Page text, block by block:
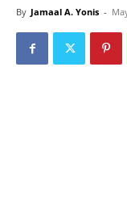
By Jamaal A. Yonis -